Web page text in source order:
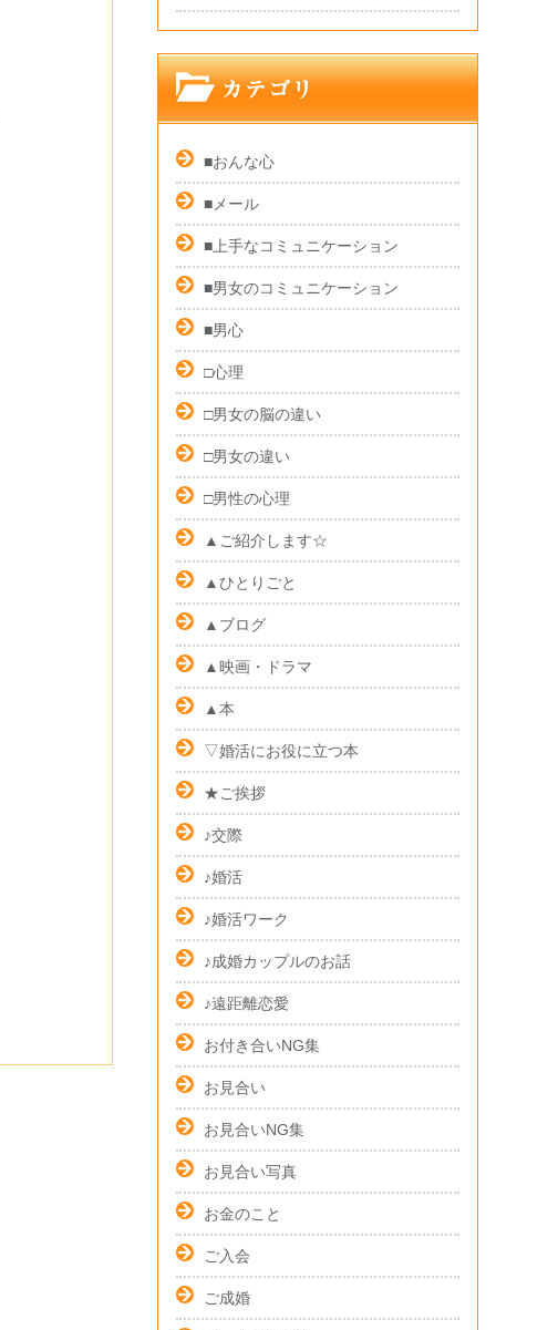
■おんな心
■メール
■上手なコミュニケーション
■男女のコミュニケーション
■男心
□心理
□男女の脳の違い
□男女の違い
□男性の心理
▲ご紹介します☆
▲ひとりごと
▲ブログ
▲映画・ドラマ
▲本
▽婚活にお役に立つ本
★ご挨拶
♪交際
♪婚活
♪婚活ワーク
♪成婚カップルのお話
♪遠距離恋愛
お付き合いNG集
お見合い
お見合いNG集
お見合い写真
お金のこと
ご入会
ご成婚